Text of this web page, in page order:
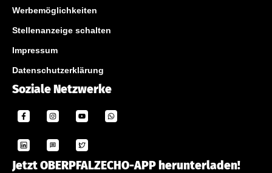
Werbemöglichkeiten
Stellenanzeige schalten
Impressum
Datenschutzerklärung
Soziale Netzwerke
Jetzt OBERPFALZECHO-APP herunterladen!